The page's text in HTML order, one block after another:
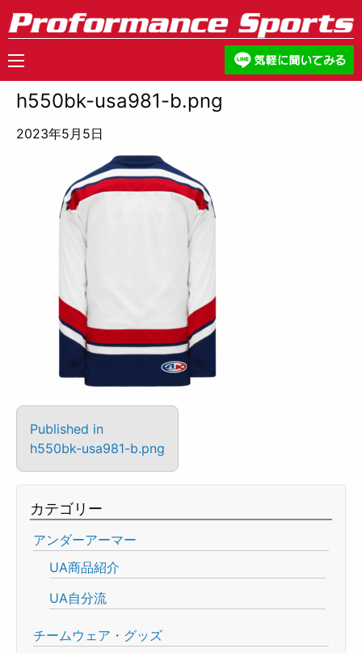
h550bk-usa981-b.png
2023年5月5日
Published in
h550bk-usa981-b.png
カテゴリー
アンダーアーマー
UA商品紹介
UA自分流
チームウェア・グッズ